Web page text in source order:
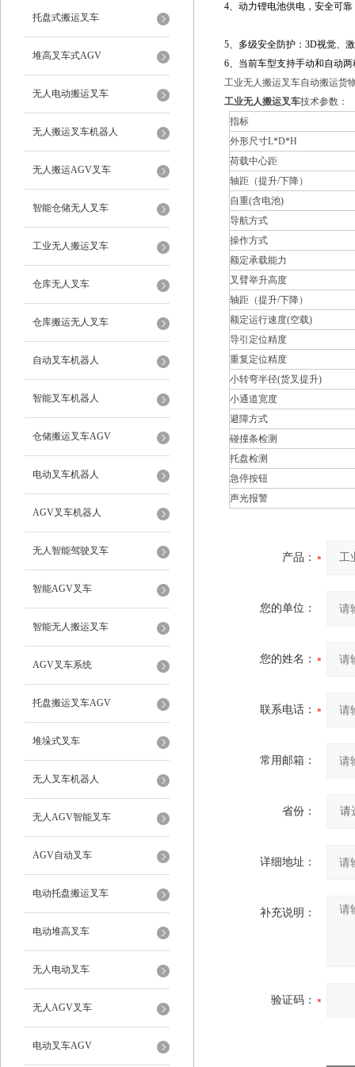
托盘式搬运叉车
堆高叉车式AGV
无人电动搬运叉车
无人搬运叉车机器人
无人搬运AGV叉车
智能仓储无人叉车
工业无人搬运叉车
仓库无人叉车
仓库搬运无人叉车
自动叉车机器人
智能叉车机器人
仓储搬运叉车AGV
电动叉车机器人
AGV叉车机器人
无人智能驾驶叉车
智能AGV叉车
智能无人搬运叉车
AGV叉车系统
托盘搬运叉车AGV
堆垛式叉车
无人叉车机器人
无人AGV智能叉车
AGV自动叉车
电动托盘搬运叉车
电动堆高叉车
无人电动叉车
无人AGV叉车
电动叉车AGV
4、动力锂电池供电，安全可靠
5、多级安全防护： 3D视觉、
6、当前车型支持手动和自动
工业无人搬运叉车自动搬运货
工业无人搬运叉车技术参数：
指标
外形尺寸L*D*H
荷载中心距
轴距（提升/下降）
自重(含电池)
导航方式
操作方式
额定承载能力
叉臂举升高度
轴距（提升/下降）
额定运行速度(空载)
导引定位精度
重复定位精度
小转弯半径(货叉提升)
小通道宽度
避障方式
碰撞条检测
托盘检测
急停按钮
声光报警
产品：
您的单位：
您的姓名：
联系电话：
常用邮箱：
省份：
详细地址：
补充说明：
验证码：